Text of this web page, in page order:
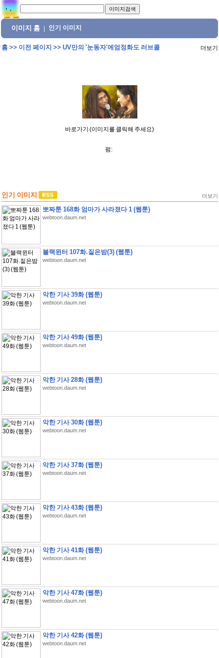
이미지 홈 인기 이미지
홈>> 이전 페이지 >> UV만의 '눈동자'에엄정화도 러브콜 더보기
바로가기 (이미지를 클릭해 주세요)
펌:
인기 이미지 더보기
뽀짜툰 168화 엄마가 사라졌다 1 (웹툰)
webtoon.daum.net
블랙윈터 107화.짙은밤(3) (웹툰)
webtoon.daum.net
악한 기사 39화 (웹툰)
webtoon.daum.net
악한 기사 49화 (웹툰)
webtoon.daum.net
악한 기사 28화 (웹툰)
webtoon.daum.net
악한 기사 30화 (웹툰)
webtoon.daum.net
악한 기사 37화 (웹툰)
webtoon.daum.net
악한 기사 43화 (웹툰)
webtoon.daum.net
악한 기사 41화 (웹툰)
webtoon.daum.net
악한 기사 47화 (웹툰)
webtoon.daum.net
악한 기사 42화 (웹툰)
webtoon.daum.net